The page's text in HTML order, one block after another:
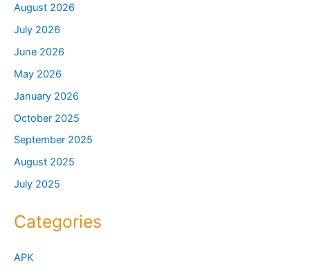
August 2026
July 2026
June 2026
May 2026
January 2026
October 2025
September 2025
August 2025
July 2025
Categories
APK